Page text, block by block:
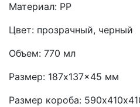
Материал: PP
Цвет: прозрачный, черный
Объем: 770 мл
Размер: 187x137x45 мм
Размер короба: